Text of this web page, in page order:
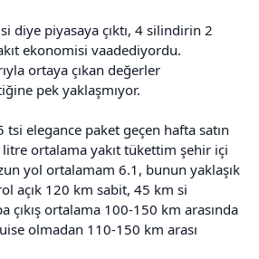
diye piyasaya çıktı, 4 silindirin 2
ekonomisi vaadediyordu.
ortaya çıkan değerler
pek yaklaşmıyor.
tsi elegance paket geçen hafta satın
ortalama yakıt tükettim şehir içi
yol ortalamam 6.1, bunun yaklaşık
açık 120 km sabit, 45 km si
çıkış ortalama 100-150 km arasında
olmadan 110-150 km arası